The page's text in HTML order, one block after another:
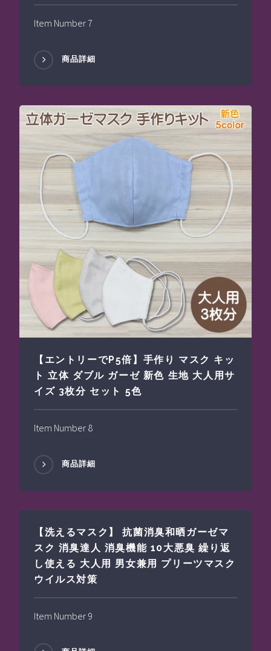
Item Number 7
商品詳細
【エントリーでP5倍】手作り マスク キッ
ト 立体 ダブル ガーゼ 新色 生地 大人用サ
イズ 3枚分 セット 5色
Item Number 8
商品詳細
【洗えるマスク】 抗菌消臭和晒ガーゼマ
スク 消臭達人 消臭機能 10大悪臭 繰り返
し使える 大人用 男女兼用 プリーツマスク
ウイルス対策
Item Number 9